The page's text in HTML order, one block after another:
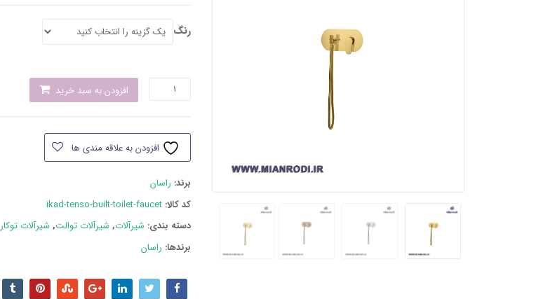
رنگ
ایکاد
تنسو
افزودن به سبد خرید
افزودن به علاقه مندی ها
برند: راسان
کد کالا: ikad-tenso-built-toilet-faucet
دسته بند‌ی: شیرآلات, شیرآلات توالت, شیرآلات توکار
برندها: راسان